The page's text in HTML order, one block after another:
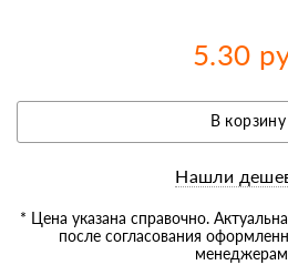
5.30
В корзину
Нашли
* Цена указана справочно.
после согласования